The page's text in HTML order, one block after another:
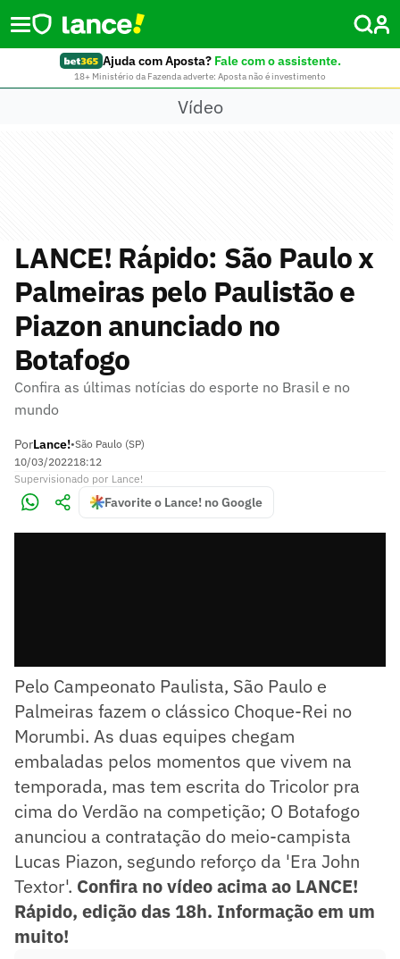
Ajuda com Aposta? Fale com o assistente.
18+ Ministério da Fazenda adverte: Aposta não é investimento
Vídeo
LANCE! Rápido: São Paulo x
Palmeiras pelo Paulistão e
Piazon anunciado no
Botafogo
Confira as últimas notícias do esporte no Brasil e no
mundo
PorLance!•São Paulo (SP)
10/03/202218:12
Supervisionado por Lance!
Favorite o Lance! no Google
Pelo Campeonato Paulista, São Paulo e
Palmeiras fazem o clássico Choque-Rei no
Morumbi. As duas equipes chegam
embaladas pelos momentos que vivem na
temporada, mas tem escrita do Tricolor pra
cima do Verdão na competição; O Botafogo
anunciou a contratação do meio-campista
Lucas Piazon, segundo reforço da 'Era John
Textor'. Confira no vídeo acima ao LANCE!
Rápido, edição das 18h. Informação em um
muito!